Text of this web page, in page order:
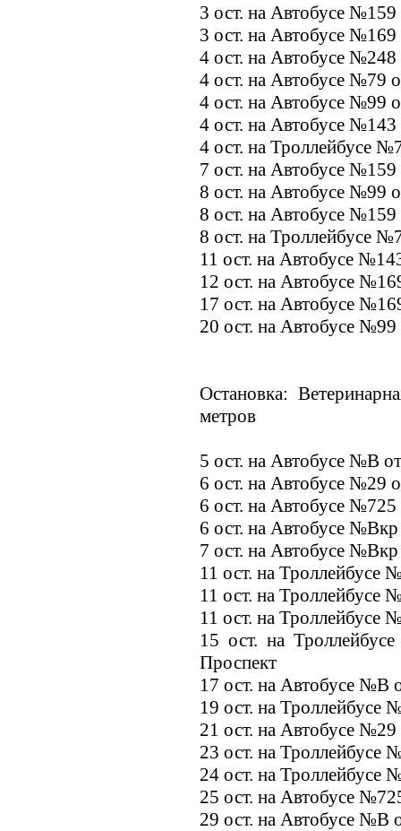
3 ост. на Автобусе
3 ост. на Автобусе
4 ост. на Автобусе
4 ост. на Автобусе №79
4 ост. на Автобусе №99
4 ост. на Автобусе
4 ост. на Троллейбусе
7 ост. на Автобусе
8 ост. на Автобусе №99
8 ост. на Автобусе №159
8 ост. на Троллейбусе
11 ост. на Автобусе
12 ост. на Автобусе
17 ост. на Автобусе
20 ост. на Автобусе №99
Остановка:
метров
5 ост. на Автобусе №В
6 ост. на Автобусе №29
6 ост. на Автобусе
6 ост. на Автобусе
7 ост. на Автобусе
11 ост. на Троллейбусе
11 ост. на Троллейбусе
11 ост. на Троллейбусе
15 ост. на
Проспект
17 ост. на Автобусе №В
19 ост. на Троллейбусе
21 ост. на Автобусе
23 ост. на Троллейбусе
24 ост. на Троллейбусе
25 ост. на Автобусе
29 ост. на Автобусе №В